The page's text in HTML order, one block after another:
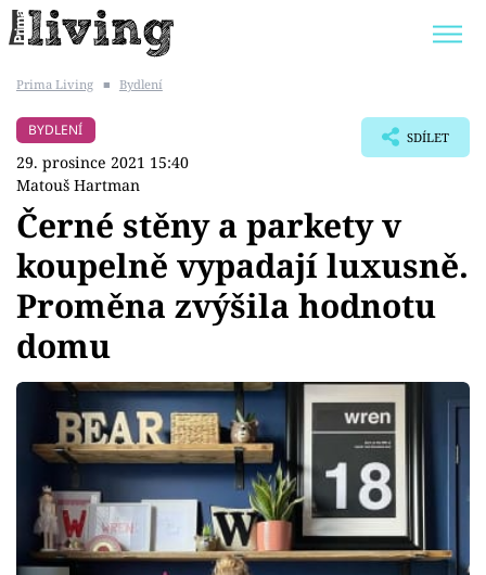
BYDLENÍ SLAVNÝCH
Témata
Bydlení
Zahrada
Design
Sledujte prima+
Přihlášení
Prima Living ■ Bydlení
BYDLENÍ
29. prosince 2021 15:40
Matouš Hartman
SDÍLET
Černé stěny a parkety v
koupelně vypadají luxusně.
Proměna zvýšila hodnotu
domu